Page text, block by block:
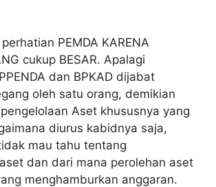
PEMDA KARENA
cukup BESAR. Apalagi
dan BPKAD dijabat
oleh satu orang, demikian
Aset khususnya yang
diurus kabidnya saja,
mau tahu tentang
dan dari mana perolehan aset
menghamburkan anggaran.